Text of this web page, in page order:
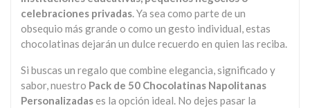
celebraciones privadas. Ya sea como parte de un
obsequio más grande o como un gesto individual, estas
chocolatinas dejarán un dulce recuerdo en quien las reciba.
Si buscas un regalo que combine elegancia, significado y
sabor, nuestro Pack de 50 Chocolatinas Napolitanas
Personalizadases la opción ideal. No dejes pasar la